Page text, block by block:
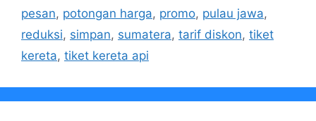
pesan, potongan harga, promo, pulau jawa,
reduksi, simpan, sumatera, tarif diskon, tiket
kereta, tiket kereta api